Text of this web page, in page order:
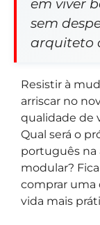
em viver
sem
arquiteto
Resistir à
arriscar no
qualidade de
Qual será o
português na
modular?
comprar uma
vida mais